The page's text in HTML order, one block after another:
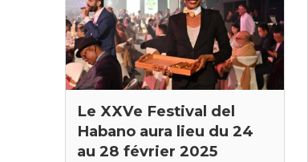
Le XXVe Festival del
Habano aura lieu du 24
au 28 février 2025